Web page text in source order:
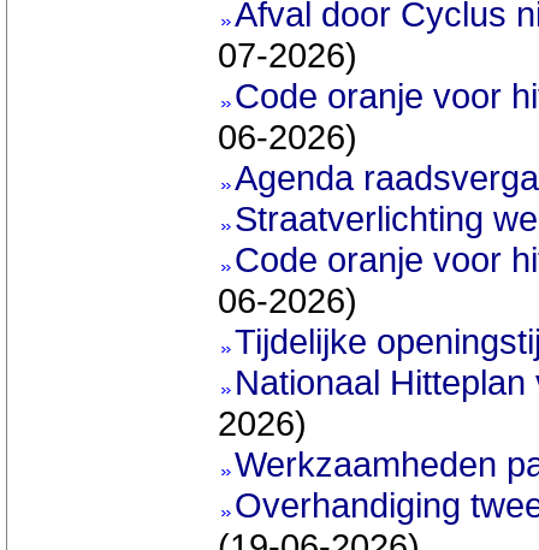
Afval door Cyclus
07-2026)
Code oranje voor
06-2026)
Agenda
Straatverlichting
Code oranje voor
06-2026)
Tijdelijke
Nationaal
2026)
Werkzaamheden
Overhandiging